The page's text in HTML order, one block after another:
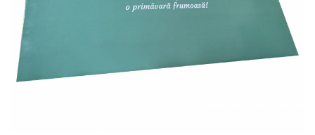
Pungi si sacose hartie kraft
Boxbag
Pungi hartie kraft
Pungi fereastra transparenta